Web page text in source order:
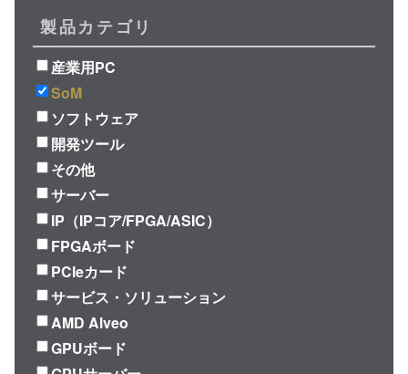
製品カテゴリ
産業用PC
SoM
ソフトウェア
開発ツール
その他
サーバー
IP（IPコア/FPGA/ASIC）
FPGAボード
PCIeカード
サービス・ソリューション
AMD Alveo
GPUボード